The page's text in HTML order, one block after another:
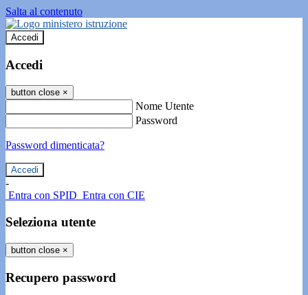
Salta al contenuto
Accedi
Accedi
button close ×
Nome Utente
Password
Password dimenticata?
-
Entra con SPID Entra con CIE
Seleziona utente
button close ×
Recupero password